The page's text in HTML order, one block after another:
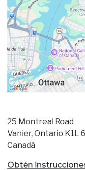
25 Montreal Road
Vanier, Ontario K1L
Canadá
Obtén